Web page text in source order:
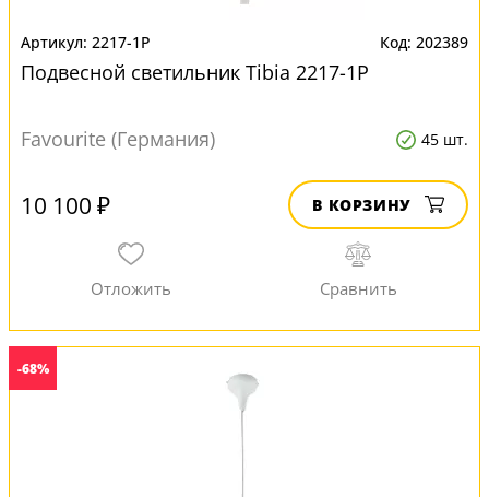
2217-1P 202389
Подвесной светильник Tibia 2217-1P
Favourite (Германия) 45 шт.
10 100 ₽ В КОРЗИНУ
-68%